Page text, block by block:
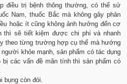
điều trị bệnh thông thường, có thể sử
Nam, thuốc Bắc mà không gây phản
hoặc ít cũng không ảnh hưởng đến cơ
thì sẽ tiết kiệm được chi phí và nhanh
theo từng trường hợp cụ thể mà hướng
khỏe mạnh, sản phẩm có tác dụng
các vấn đề mãn tính thì sản phẩm có
bụng còn đói.